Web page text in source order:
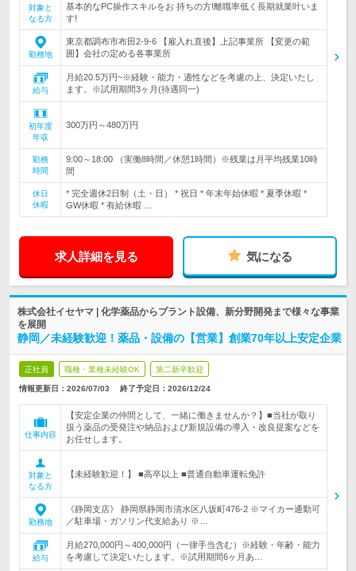
対象と
なる方
基本的なPC操作スキルをお 持ちの方!離職率低く長期就業叶いま
す!
勤務地
東京都調布市布田2-9-6 【雇入れ直後】上記事業所 【変更の範
囲】会社の定める各事業所
給与
月給20.5万円~※経験・能力・適性などを考慮の上、決定いたし
ます。※試用期間3ヶ月(待遇同一)
初年度
年収
300万円～480万円
勤務
時間
9:00～18:00 （実働8時間／休憩1時間）※残業は月平均残業10時
間
休日
休暇
* 完全週休2日制（土・日） * 祝日 * 年末年始休暇 * 夏季休暇 *
GW休暇 * 有給休暇 …
求人詳細を見る 気になる
株式会社イセヤマ | 化学薬品からプラント設備、新分野開発まで様々な事業
を展開
静岡／未経験歓迎！薬品・設備の【営業】創業70年以上安定企業
正社員 職種・業種未経験OK 第二新卒歓迎
情報更新日：2026/07/03 終了予定日： 2026/12/24
仕事内容
【安定企業の仲間として、一緒に働きませんか？】■当社が取り
扱う薬品の受発注や納品および新規設備の導入・改良提案などを
お任せします。
対象と
なる方
【未経験歓迎！】 ■高卒以上 ■普通自動車運転免許
勤務地
《静岡支店》 静岡県静岡市清水区八坂町476‐2 ※マイカー通勤可
／駐車場・ガソリン代支給あり ※…
給与
月給270,000円～400,000円（一律手当含む）※経験・年齢・能力
を考慮して決定いたします。※試用期間6ヶ月あ…